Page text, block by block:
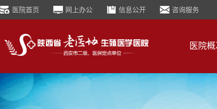
医院首页 网上办公 信息公开 咨询服务
医院